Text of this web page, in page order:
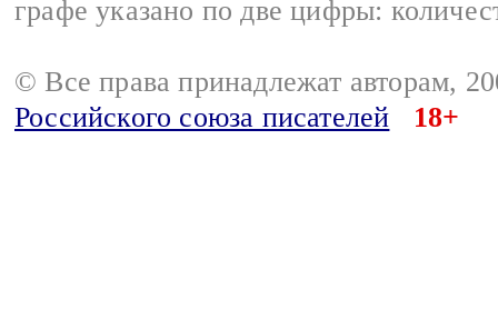
графе указано по две цифры:
© Все права принадлежат авторам,
Российского союза писателей
18+